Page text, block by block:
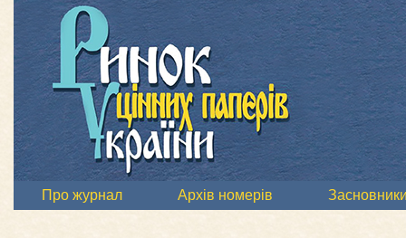
Про журнал Архів номерів